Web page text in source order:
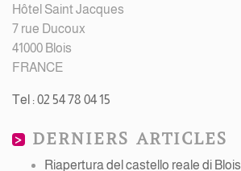
Hôtel Saint Jacques
7 rue Ducoux
41000 Blois
FRANCE
Tel : 02 54 78 04 15
DERNIERS ARTICLES
Riapertura del castello reale di Blois